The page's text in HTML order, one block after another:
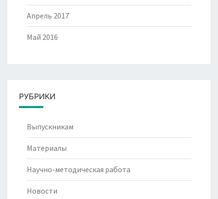
Апрель 2017
Май 2016
РУБРИКИ
Выпускникам
Материалы
Научно-методическая работа
Новости